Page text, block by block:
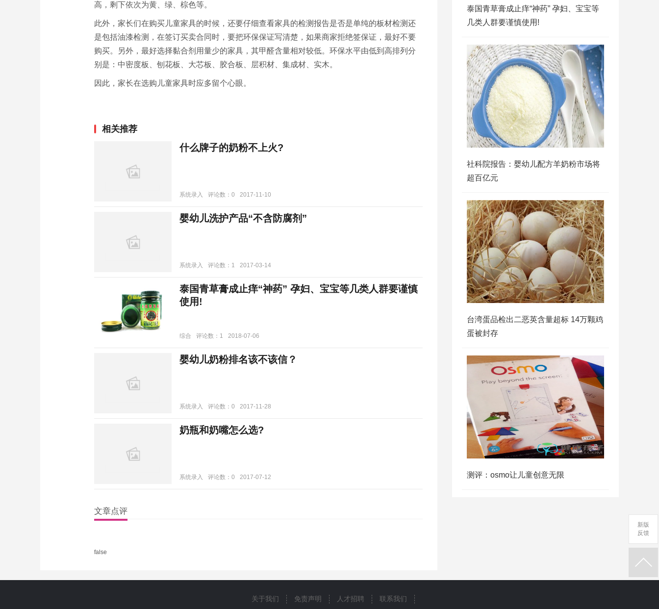
高，剩下依次为黄、绿、棕色等。
此外，家长们在购买儿童家具的时候，还要仔细查看家具的检测报告是否是单纯的板材检测还
是包括油漆检测，在签订买卖合同时，要把环保保证写清楚，如果商家拒绝签保证，最好不要
购买。另外，最好选择黏合剂用量少的家具，其甲醛含量相对较低。环保水平由低到高排列分
别是：中密度板、刨花板、大芯板、胶合板、层积材、集成材、实木。
因此，家长在选购儿童家具时应多留个心眼。
相关推荐
什么牌子的奶粉不上火?
系统录入 评论数：0 2017-11-10
婴幼儿洗护产品“不含防腐剂”
系统录入 评论数：1 2017-03-14
泰国青草膏成止痒“神药” 孕妇、宝宝等几类人群要谨慎
使用!
综合 评论数：1 2018-07-06
婴幼儿奶粉排名该不该信？
系统录入 评论数：0 2017-11-28
奶瓶和奶嘴怎么选?
系统录入 评论数：0 2017-07-12
文章点评
false
泰国青草膏成止痒“神药” 孕妇、宝宝等
几类人群要谨慎使用!
社科院报告：婴幼儿配方羊奶粉市场将
超百亿元
台湾蛋品检出二恶英含量超标 14万颗鸡
蛋被封存
测评：osmo让儿童创意无限
新版
反馈
关于我们 免责声明 人才招聘 联系我们